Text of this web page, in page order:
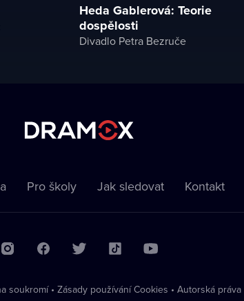
Heda Gablerová: Teorie
dospělosti
Divadlo Petra Bezruče
Pro školy Jak sledovat Kontakt
soukromí • Zásady používání Cookies • Autorská práva